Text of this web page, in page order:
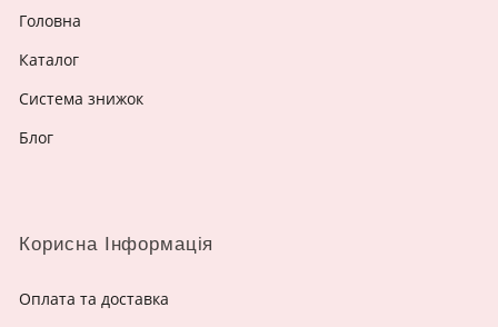
Головна
Каталог
Система знижок
Блог
Корисна Інформація
Оплата та доставка